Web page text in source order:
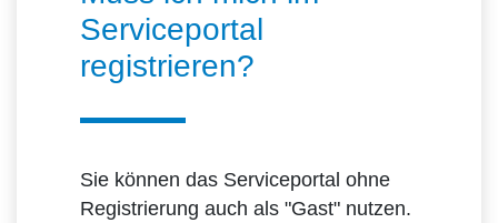
Serviceportal
registrieren?
Sie können das Serviceportal ohne
Registrierung auch als "Gast" nutzen.